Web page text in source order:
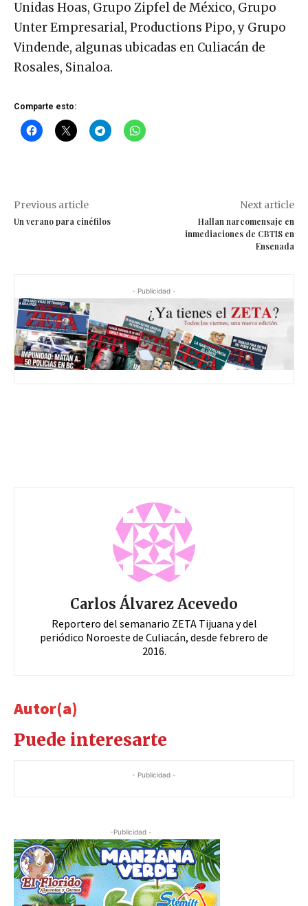
Unidas Hoas, Grupo Zipfel de México, Grupo
Unter Empresarial, Productions Pipo, y Grupo
Vindende, algunas ubicadas en Culiacán de
Rosales, Sinaloa.
Comparte esto:
Previous article
Un verano para cinéfilos
Next article
Hallan narcomensaje en
inmediaciones de CBTIS en
Ensenada
- Publicidad -
Carlos Álvarez Acevedo
Reportero del semanario ZETA Tijuana y del
periódico Noroeste de Culiacán, desde febrero de
2016.
Autor(a)
Puede interesarte
- Publicidad -
-Publicidad -